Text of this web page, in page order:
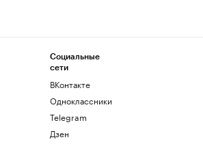
Социальные
сети
ВКонтакте
Одноклассники
Telegram
Дзен